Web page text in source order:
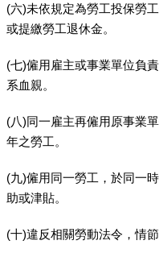
(六)未依規定為勞工投保勞
或提繳勞工退休金。
(七)僱用雇主或事業單位負
系血親。
(八)同一雇主再僱用原事業
年之勞工。
(九)僱用同一勞工，於同一
助或津貼。
(十)違反相關勞動法令，情節